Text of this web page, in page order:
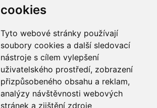
cookies
Tyto webové stránky používají
soubory cookies a další sledovací
nástroje s cílem vylepšení
uživatelského prostředí, zobrazení
přizpůsobeného obsahu a reklam,
analýzy návštěvnosti webových
stránek a zjištění zdroje